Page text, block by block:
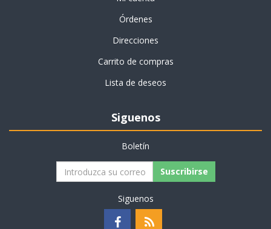
Órdenes
Direcciones
Carrito de compras
Lista de deseos
Siguenos
Boletín
Suscribirse
Siguenos